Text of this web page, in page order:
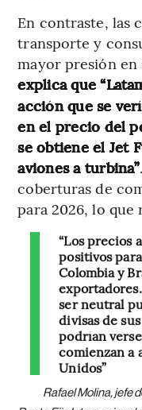
En contraste, las
transporte y
mayor presión
explica que
acción que se
en el precio del
se obtiene el Jet
aviones a turbina”
coberturas de
para 2026, lo
“Los precios
positivos
Colombia y
ser neutral
divisas de
podrían
comienzan a
Unidos”
Rafael Molina, jefe